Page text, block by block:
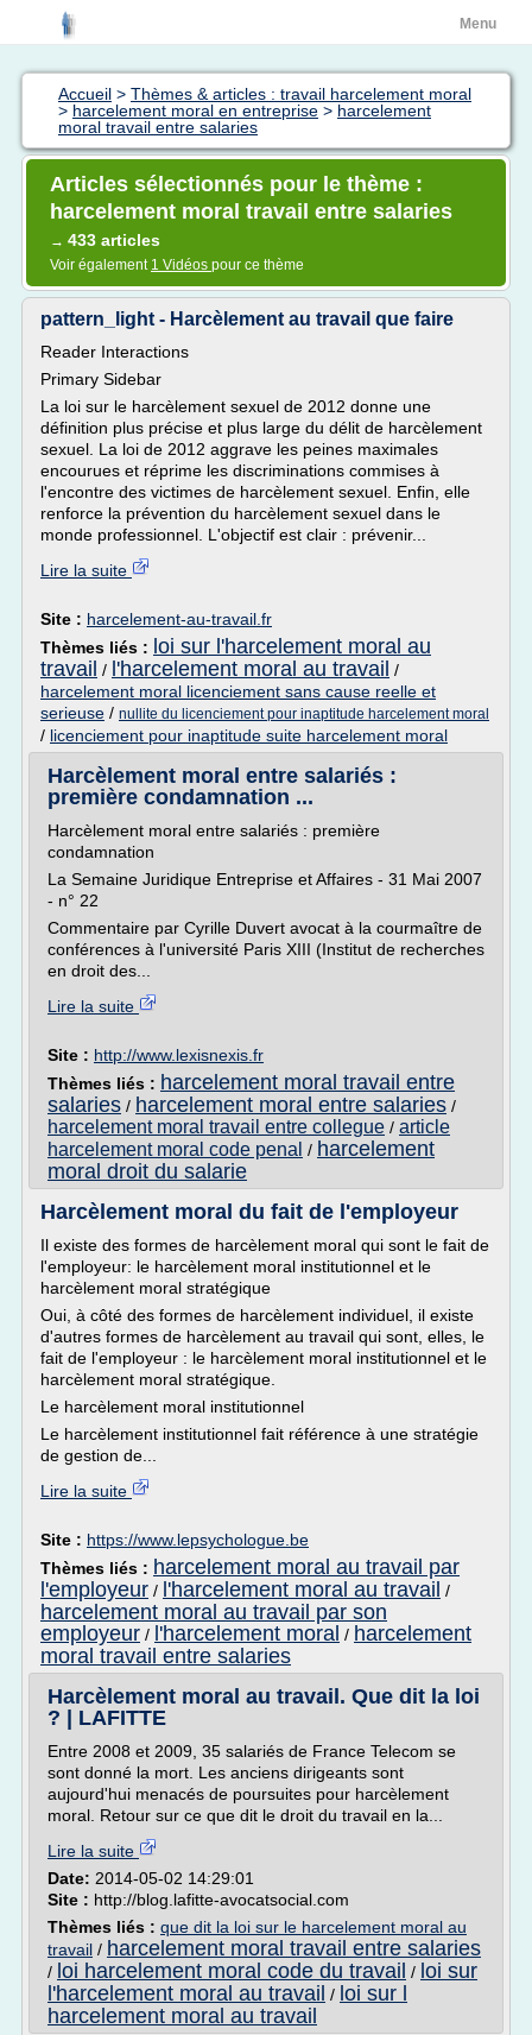
Menu
Accueil > Thèmes & articles : travail harcelement moral
> harcelement moral en entreprise > harcelement
moral travail entre salaries
Articles sélectionnés pour le thème :
harcelement moral travail entre salaries
→ 433 articles
Voir également 1 Vidéos pour ce thème
pattern_light - Harcèlement au travail que faire
Reader Interactions
Primary Sidebar
La loi sur le harcèlement sexuel de 2012 donne une
définition plus précise et plus large du délit de harcèlement
sexuel. La loi de 2012 aggrave les peines maximales
encourues et réprime les discriminations commises à
l'encontre des victimes de harcèlement sexuel. Enfin, elle
renforce la prévention du harcèlement sexuel dans le
monde professionnel. L'objectif est clair : prévenir...
Lire la suite
Site : harcelement-au-travail.fr
Thèmes liés : loi sur l'harcelement moral au
travail / l'harcelement moral au travail /
harcelement moral licenciement sans cause reelle et
serieuse / nullite du licenciement pour inaptitude harcelement moral
/ licenciement pour inaptitude suite harcelement moral
Harcèlement moral entre salariés :
première condamnation ...
Harcèlement moral entre salariés : première
condamnation
La Semaine Juridique Entreprise et Affaires - 31 Mai 2007
- n° 22
Commentaire par Cyrille Duvert avocat à la courmaître de
conférences à l'université Paris XIII (Institut de recherches
en droit des...
Lire la suite
Site : http://www.lexisnexis.fr
Thèmes liés : harcelement moral travail entre
salaries / harcelement moral entre salaries /
harcelement moral travail entre collegue / article
harcelement moral code penal / harcelement
moral droit du salarie
Harcèlement moral du fait de l'employeur
Il existe des formes de harcèlement moral qui sont le fait de
l'employeur: le harcèlement moral institutionnel et le
harcèlement moral stratégique
Oui, à côté des formes de harcèlement individuel, il existe
d'autres formes de harcèlement au travail qui sont, elles, le
fait de l'employeur : le harcèlement moral institutionnel et le
harcèlement moral stratégique.
Le harcèlement moral institutionnel
Le harcèlement institutionnel fait référence à une stratégie
de gestion de...
Lire la suite
Site : https://www.lepsychologue.be
Thèmes liés : harcelement moral au travail par
l'employeur / l'harcelement moral au travail /
harcelement moral au travail par son
employeur / l'harcelement moral / harcelement
moral travail entre salaries
Harcèlement moral au travail. Que dit la loi
? | LAFITTE
Entre 2008 et 2009, 35 salariés de France Telecom se
sont donné la mort. Les anciens dirigeants sont
aujourd'hui menacés de poursuites pour harcèlement
moral. Retour sur ce que dit le droit du travail en la...
Lire la suite
Date: 2014-05-02 14:29:01
Site : http://blog.lafitte-avocatsocial.com
Thèmes liés : que dit la loi sur le harcelement moral au
travail / harcelement moral travail entre salaries
/ loi harcelement moral code du travail / loi sur
l'harcelement moral au travail / loi sur l
harcelement moral au travail